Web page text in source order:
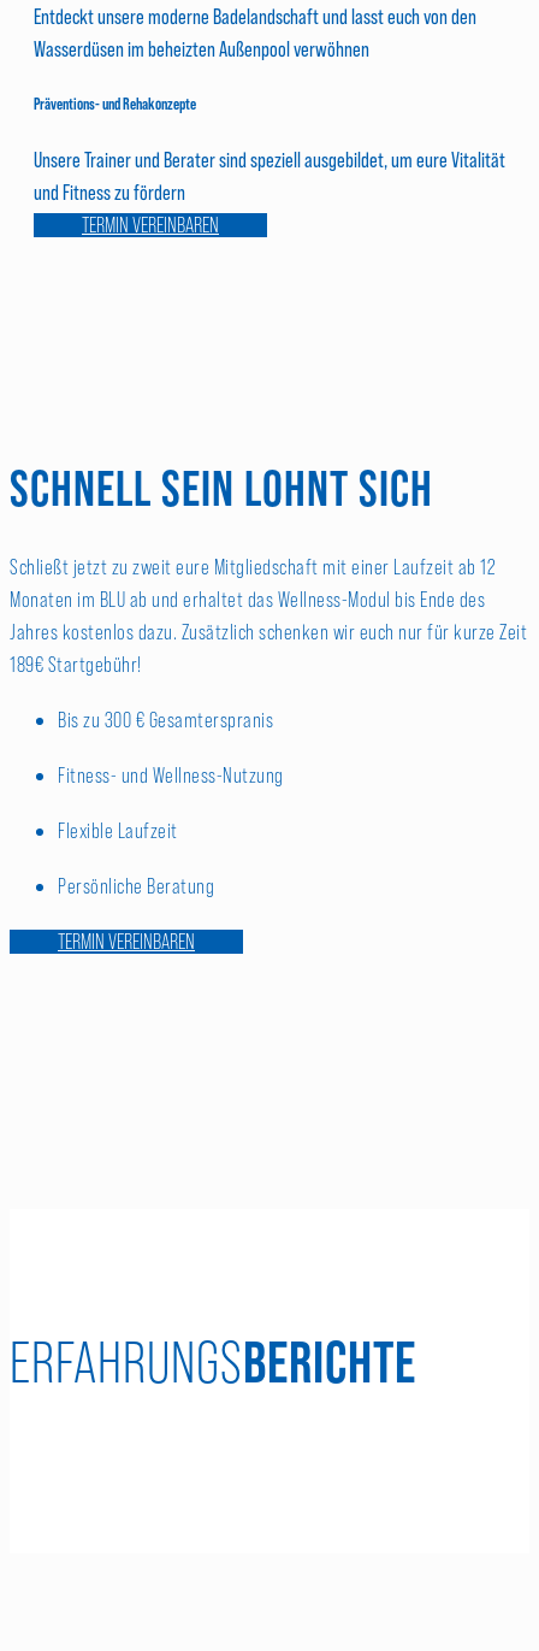
Entdeckt unsere moderne Badelandschaft und lasst euch von den
Wasserdüsen im beheizten Außenpool verwöhnen
Präventions- und Rehakonzepte
Unsere Trainer und Berater sind speziell ausgebildet, um eure Vitalität
und Fitness zu fördern
TERMIN VEREINBAREN
SCHNELL SEIN LOHNT SICH
Schließt jetzt zu zweit eure Mitgliedschaft mit einer Laufzeit ab 12
Monaten im BLU ab und erhaltet das Wellness-Modul bis Ende des
Jahres kostenlos dazu. Zusätzlich schenken wir euch nur für kurze Zeit
189€ Startgebühr!
Bis zu 300 € Gesamterspranis
Fitness- und Wellness-Nutzung
Flexible Laufzeit
Persönliche Beratung
TERMIN VEREINBAREN
ERFAHRUNGSBERICHTE